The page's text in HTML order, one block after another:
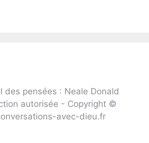
des pensées : Neale Donald
autorisée - Copyright ©
avec-dieu.fr